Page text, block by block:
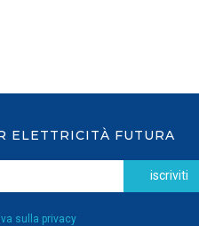
ELETTRICITÀ FUTURA
iscriviti
sulla privacy